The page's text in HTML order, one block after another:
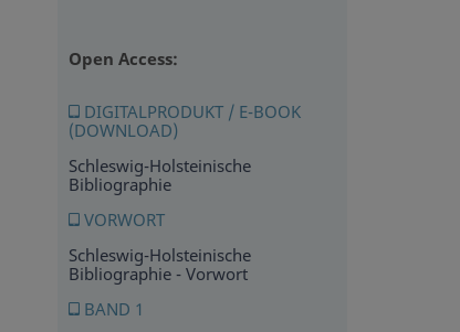
Open Access:
DIGITALPRODUKT / E-BOOK
(DOWNLOAD)
Schleswig-Holsteinische
Bibliographie
VORWORT
Schleswig-Holsteinische
Bibliographie - Vorwort
BAND 1